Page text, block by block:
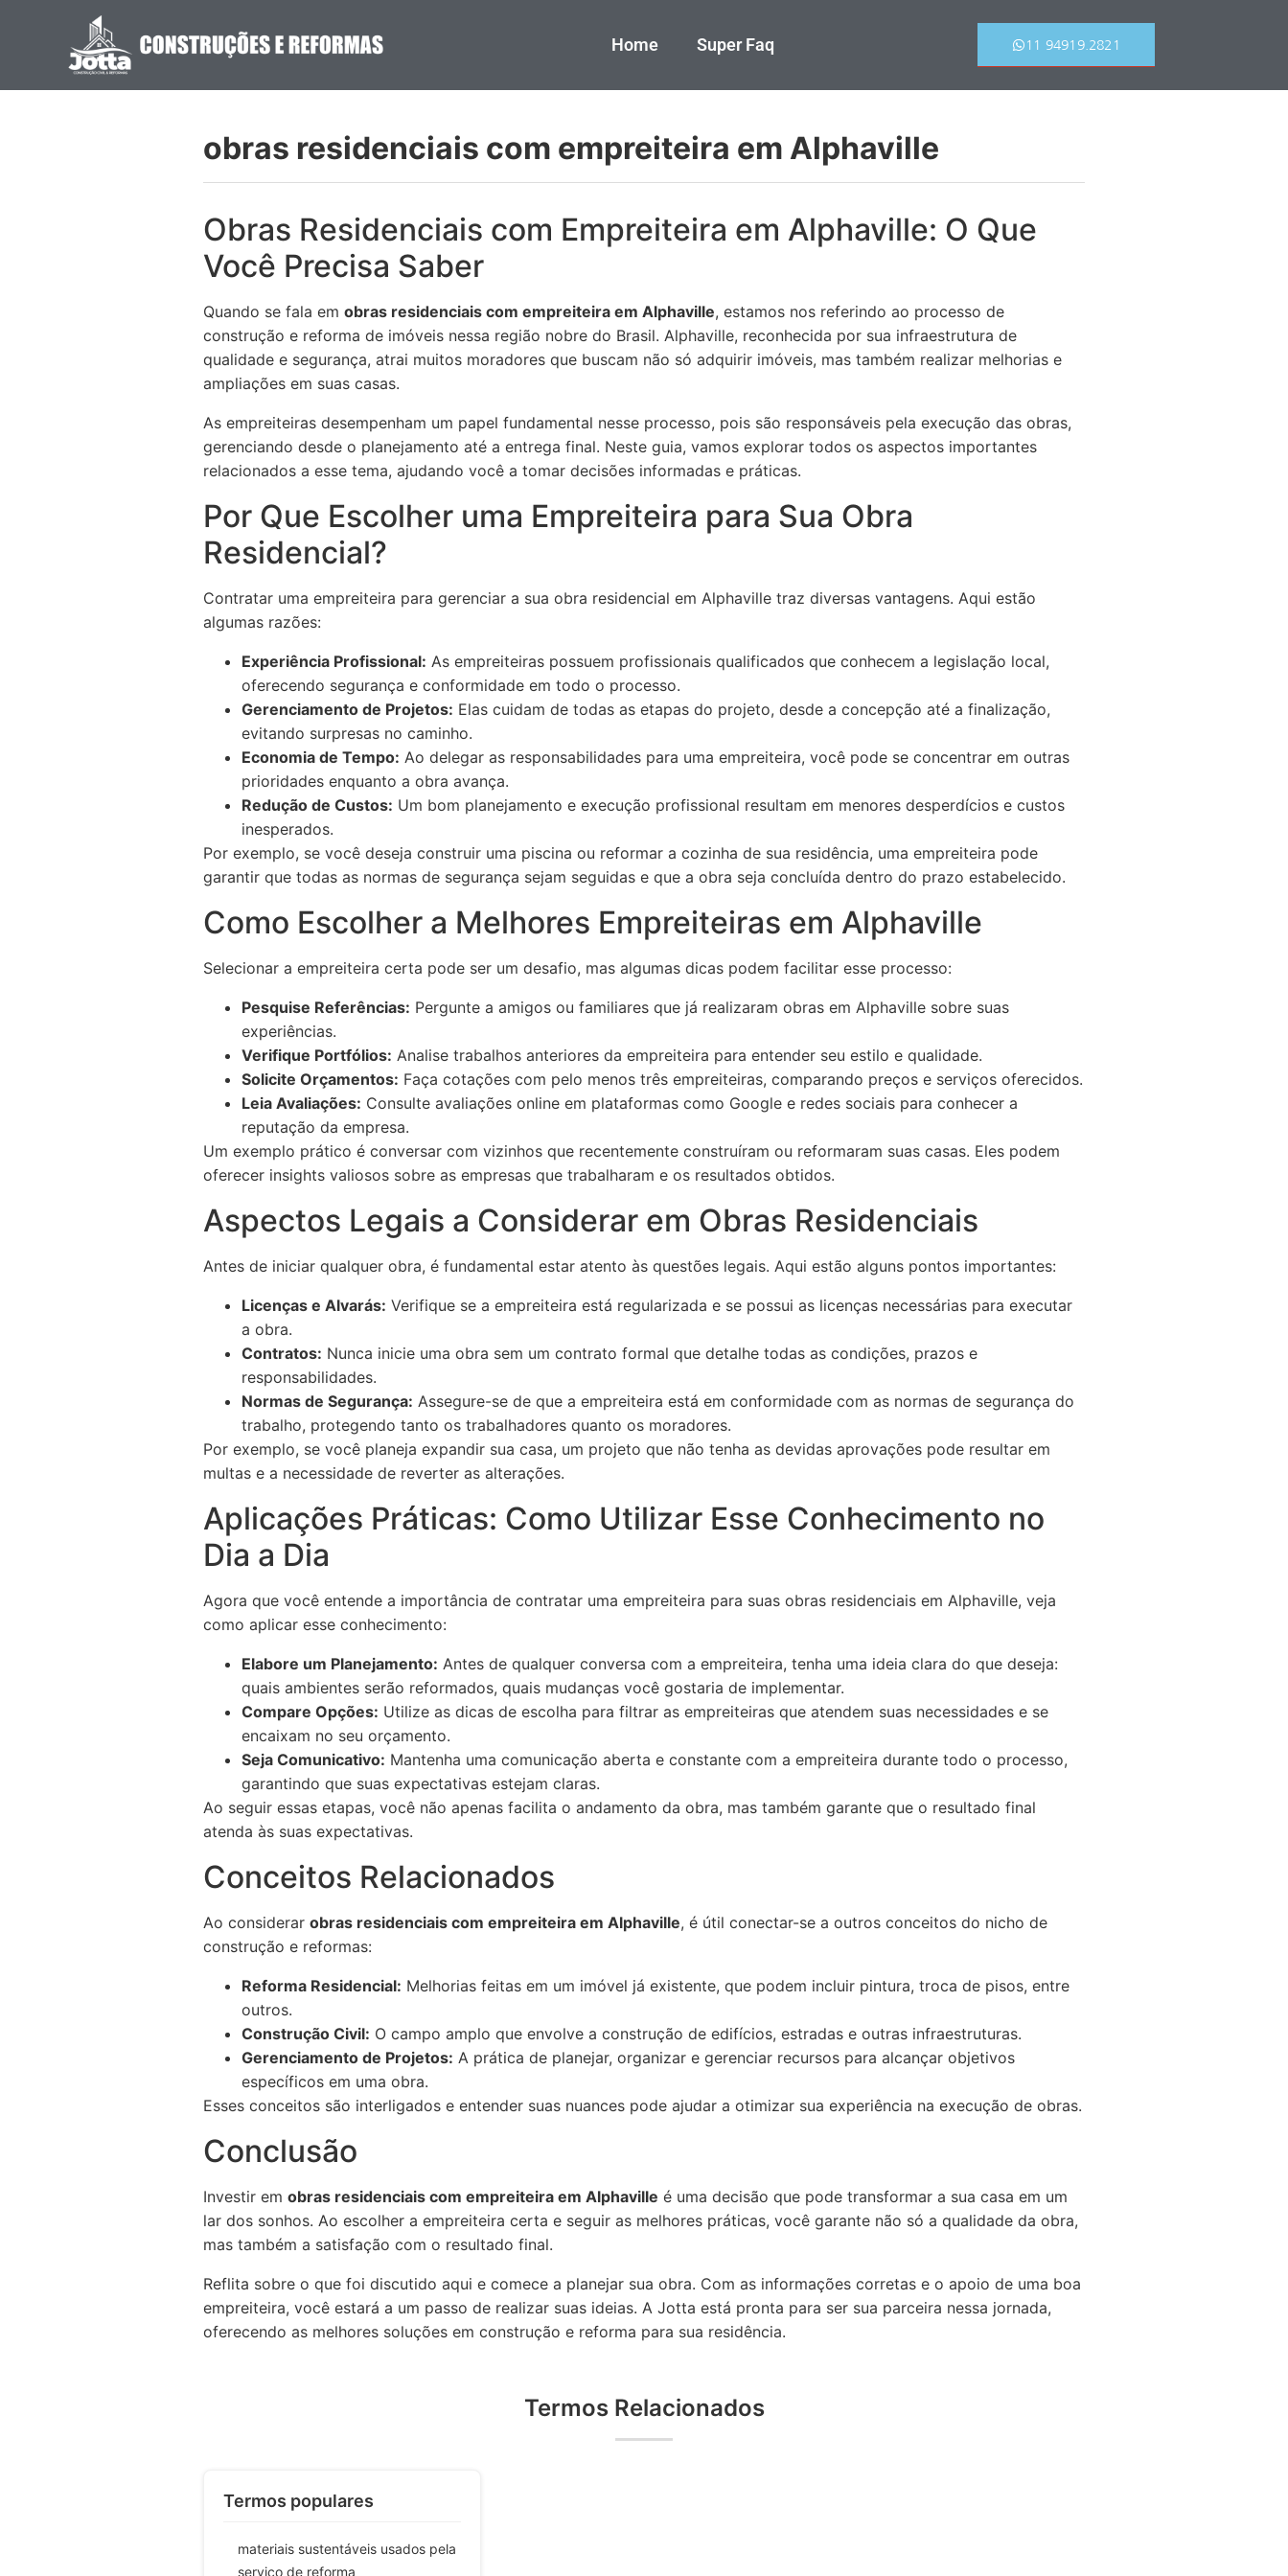
Home Super Faq 11 94919.2821
obras residenciais com empreiteira em Alphaville
Obras Residenciais com Empreiteira em Alphaville: O Que
Você Precisa Saber
Quando se fala em obras residenciais com empreiteira em Alphaville, estamos nos referindo ao processo de
construção e reforma de imóveis nessa região nobre do Brasil. Alphaville, reconhecida por sua infraestrutura de
qualidade e segurança, atrai muitos moradores que buscam não só adquirir imóveis, mas também realizar melhorias e
ampliações em suas casas.
As empreiteiras desempenham um papel fundamental nesse processo, pois são responsáveis pela execução das obras,
gerenciando desde o planejamento até a entrega final. Neste guia, vamos explorar todos os aspectos importantes
relacionados a esse tema, ajudando você a tomar decisões informadas e práticas.
Por Que Escolher uma Empreiteira para Sua Obra
Residencial?
Contratar uma empreiteira para gerenciar a sua obra residencial em Alphaville traz diversas vantagens. Aqui estão
algumas razões:
Experiência Profissional: As empreiteiras possuem profissionais qualificados que conhecem a legislação local,
oferecendo segurança e conformidade em todo o processo.
Gerenciamento de Projetos: Elas cuidam de todas as etapas do projeto, desde a concepção até a finalização,
evitando surpresas no caminho.
Economia de Tempo: Ao delegar as responsabilidades para uma empreiteira, você pode se concentrar em outras
prioridades enquanto a obra avança.
Redução de Custos: Um bom planejamento e execução profissional resultam em menores desperdícios e custos
inesperados.
Por exemplo, se você deseja construir uma piscina ou reformar a cozinha de sua residência, uma empreiteira pode
garantir que todas as normas de segurança sejam seguidas e que a obra seja concluída dentro do prazo estabelecido.
Como Escolher a Melhores Empreiteiras em Alphaville
Selecionar a empreiteira certa pode ser um desafio, mas algumas dicas podem facilitar esse processo:
Pesquise Referências: Pergunte a amigos ou familiares que já realizaram obras em Alphaville sobre suas
experiências.
Verifique Portfólios: Analise trabalhos anteriores da empreiteira para entender seu estilo e qualidade.
Solicite Orçamentos: Faça cotações com pelo menos três empreiteiras, comparando preços e serviços oferecidos.
Leia Avaliações: Consulte avaliações online em plataformas como Google e redes sociais para conhecer a
reputação da empresa.
Um exemplo prático é conversar com vizinhos que recentemente construíram ou reformaram suas casas. Eles podem
oferecer insights valiosos sobre as empresas que trabalharam e os resultados obtidos.
Aspectos Legais a Considerar em Obras Residenciais
Antes de iniciar qualquer obra, é fundamental estar atento às questões legais. Aqui estão alguns pontos importantes:
Licenças e Alvarás: Verifique se a empreiteira está regularizada e se possui as licenças necessárias para executar
a obra.
Contratos: Nunca inicie uma obra sem um contrato formal que detalhe todas as condições, prazos e
responsabilidades.
Normas de Segurança: Assegure-se de que a empreiteira está em conformidade com as normas de segurança do
trabalho, protegendo tanto os trabalhadores quanto os moradores.
Por exemplo, se você planeja expandir sua casa, um projeto que não tenha as devidas aprovações pode resultar em
multas e a necessidade de reverter as alterações.
Aplicações Práticas: Como Utilizar Esse Conhecimento no
Dia a Dia
Agora que você entende a importância de contratar uma empreiteira para suas obras residenciais em Alphaville, veja
como aplicar esse conhecimento:
Elabore um Planejamento: Antes de qualquer conversa com a empreiteira, tenha uma ideia clara do que deseja:
quais ambientes serão reformados, quais mudanças você gostaria de implementar.
Compare Opções: Utilize as dicas de escolha para filtrar as empreiteiras que atendem suas necessidades e se
encaixam no seu orçamento.
Seja Comunicativo: Mantenha uma comunicação aberta e constante com a empreiteira durante todo o processo,
garantindo que suas expectativas estejam claras.
Ao seguir essas etapas, você não apenas facilita o andamento da obra, mas também garante que o resultado final
atenda às suas expectativas.
Conceitos Relacionados
Ao considerar obras residenciais com empreiteira em Alphaville, é útil conectar-se a outros conceitos do nicho de
construção e reformas:
Reforma Residencial: Melhorias feitas em um imóvel já existente, que podem incluir pintura, troca de pisos, entre
outros.
Construção Civil: O campo amplo que envolve a construção de edifícios, estradas e outras infraestruturas.
Gerenciamento de Projetos: A prática de planejar, organizar e gerenciar recursos para alcançar objetivos
específicos em uma obra.
Esses conceitos são interligados e entender suas nuances pode ajudar a otimizar sua experiência na execução de obras.
Conclusão
Investir em obras residenciais com empreiteira em Alphaville é uma decisão que pode transformar a sua casa em um
lar dos sonhos. Ao escolher a empreiteira certa e seguir as melhores práticas, você garante não só a qualidade da obra,
mas também a satisfação com o resultado final.
Reflita sobre o que foi discutido aqui e comece a planejar sua obra. Com as informações corretas e o apoio de uma boa
empreiteira, você estará a um passo de realizar suas ideias. A Jotta está pronta para ser sua parceira nessa jornada,
oferecendo as melhores soluções em construção e reforma para sua residência.
Termos Relacionados
Termos populares
materiais sustentáveis usados pela
serviço de reforma